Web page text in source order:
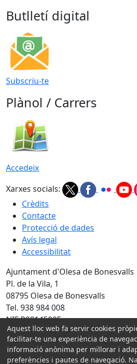
Butlletí digital
Subscriu-te
Plànol / Carrers
Accedeix
Xarxes socials:
Crèdits
Contacte
Protecció de dades
Avís legal
Accessibilitat
Ajuntament d'Olesa de Bonesvalls
Pl. de la Vila, 1
08795 Olesa de Bonesvalls
Tel. 938 984 008
NIF P0814500E
Amb la col·laboració de:
Aquest lloc web fa servir cookies
facilitar-te una experiència de
informació anònima per millorar i
preferències i pautes de navegació.